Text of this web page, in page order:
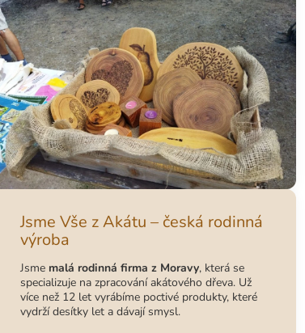
Jsme Vše z Akátu – česká rodinná
výroba
Jsme malá rodinná firma z Moravy, která se
specializuje na zpracování akátového dřeva. Už
více než 12 let vyrábíme poctivé produkty, které
vydrží desítky let a dávají smysl.